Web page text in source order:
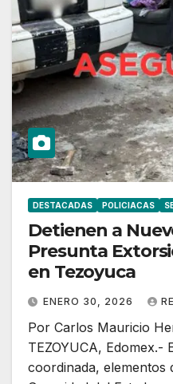
DESTACADAS POLICIACAS
Detienen a
Presunta
en Tezoyuca
ENERO 30, 2026
Por Carlos Mauricio
TEZOYUCA, Edomex.-
coordinada, elementos